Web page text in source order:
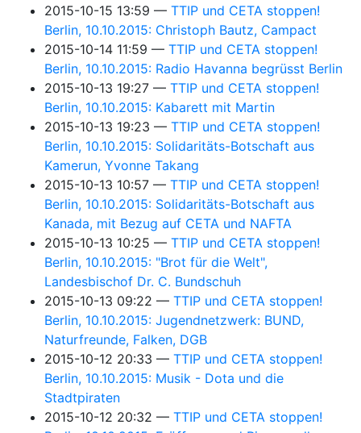
2015-10-15 13:59
TTIP und CETA stoppen!
Berlin, 10.10.2015: Christoph Bautz, Campact
2015-10-14 11:59
TTIP und CETA stoppen!
Berlin, 10.10.2015: Radio Havanna begrüsst Berlin
2015-10-13 19:27
TTIP und CETA stoppen!
Berlin, 10.10.2015: Kabarett mit Martin
2015-10-13 19:23
TTIP und CETA stoppen!
Berlin, 10.10.2015: Solidaritäts-Botschaft aus
Kamerun, Yvonne Takang
2015-10-13 10:57
TTIP und CETA stoppen!
Berlin, 10.10.2015: Solidaritäts-Botschaft aus
Kanada, mit Bezug auf CETA und NAFTA
2015-10-13 10:25
TTIP und CETA stoppen!
Berlin, 10.10.2015: "Brot für die Welt",
Landesbischof Dr. C. Bundschuh
2015-10-13 09:22
TTIP und CETA stoppen!
Berlin, 10.10.2015: Jugendnetzwerk: BUND,
Naturfreunde, Falken, DGB
2015-10-12 20:33
TTIP und CETA stoppen!
Berlin, 10.10.2015: Musik - Dota und die
Stadtpiraten
2015-10-12 20:32
TTIP und CETA stoppen!